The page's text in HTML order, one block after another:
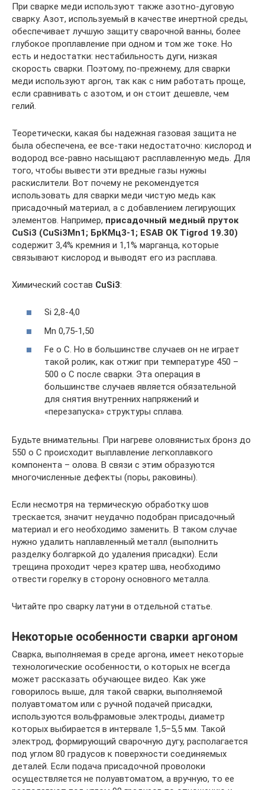
При сварке меди используют также азотно-дуговую
сварку. Азот, используемый в качестве инертной среды,
обеспечивает лучшую защиту сварочной ванны, более
глубокое проплавление при одном и том же токе. Но
есть и недостатки: нестабильность дуги, низкая
скорость сварки. Поэтому, по-прежнему, для сварки
меди используют аргон, так как с ним работать проще,
если сравнивать с азотом, и он стоит дешевле, чем
гелий.
Теоретически, какая бы надежная газовая защита не
была обеспечена, ее все-таки недостаточно: кислород и
водород все-равно насыщают расплавленную медь. Для
того, чтобы вывести эти вредные газы нужны
раскислители. Вот почему не рекомендуется
использовать для сварки меди чистую медь как
присадочный материал, а с добавлением легирующих
элементов. Например, присадочный медный пруток
CuSi3 (CuSi3Mn1; БрКМц3-1; ESAB OK Tigrod 19.30)
содержит 3,4% кремния и 1,1% марганца, которые
связывают кислород и выводят его из расплава.
Химический состав CuSi3:
Si 2,8-4,0
Mn 0,75-1,50
Fe о С. Но в большинстве случаев он не играет
такой ролик, как отжиг при температуре 450 –
500 о С после сварки. Эта операция в
большинстве случаев является обязательной
для снятия внутренних напряжений и
«перезапуска» структуры сплава.
Будьте внимательны. При нагреве оловянистых бронз до
550 о С происходит выплавление легкоплавкого
компонента – олова. В связи с этим образуются
многочисленные дефекты (поры, раковины).
Если несмотря на термическую обработку шов
трескается, значит неудачно подобран присадочный
материал и его необходимо заменить. В таком случае
нужно удалить наплавленный металл (выполнить
разделку болгаркой до удаления присадки). Если
трещина проходит через кратер шва, необходимо
отвести горелку в сторону основного металла.
Читайте про сварку латуни в отдельной статье.
Некоторые особенности сварки аргоном
Сварка, выполняемая в среде аргона, имеет некоторые
технологические особенности, о которых не всегда
может рассказать обучающее видео. Как уже
говорилось выше, для такой сварки, выполняемой
полуавтоматом или с ручной подачей присадки,
используются вольфрамовые электроды, диаметр
которых выбирается в интервале 1,5–5,5 мм. Такой
электрод, формирующий сварочную дугу, располагается
под углом 80 градусов к поверхности соединяемых
деталей. Если подача присадочной проволоки
осуществляется не полуавтоматом, а вручную, то ее